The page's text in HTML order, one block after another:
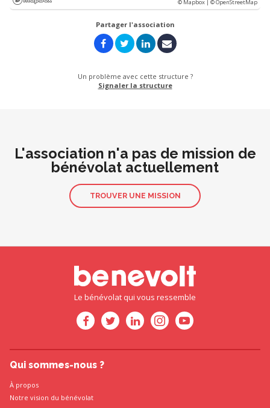
© Mapbox |© OpenStreetMap
Partager l'association
Un problème avec cette structure ?
Signaler la structure
L'association n'a pas de mission de
bénévolat actuellement
TROUVER UNE MISSION
Le bénévolat qui vous ressemble
Qui sommes-nous ?
À propos
Notre vision du bénévolat